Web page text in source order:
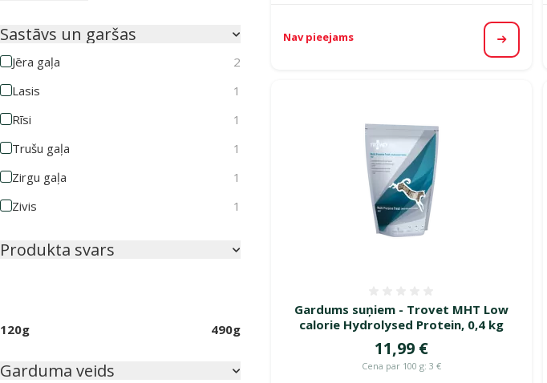
Sastāvs un garšas
Jēra gaļa
2
Lasis
1
Rīsi
1
Trušu gaļa
1
Zirgu gaļa
1
Zivis
1
Produkta svars
120g 490g
Garduma veids
Nav pieejams
Apskatīt
Gardums suņiem - Trovet MHT Low
calorie Hydrolysed Protein, 0,4 kg
Cena
11,99 €
Cena par 100 g: 3 €